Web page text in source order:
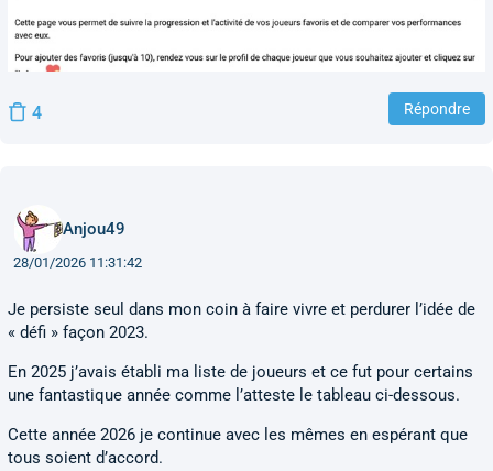
4 Répondre
Anjou49
28/01/2026 11:31:42
Je persiste seul dans mon coin à faire vivre et perdurer l’idée de
« défi » façon 2023.
En 2025 j’avais établi ma liste de joueurs et ce fut pour certains
une fantastique année comme l’atteste le tableau ci-dessous.
Cette année 2026 je continue avec les mêmes en espérant que
tous soient d’accord.